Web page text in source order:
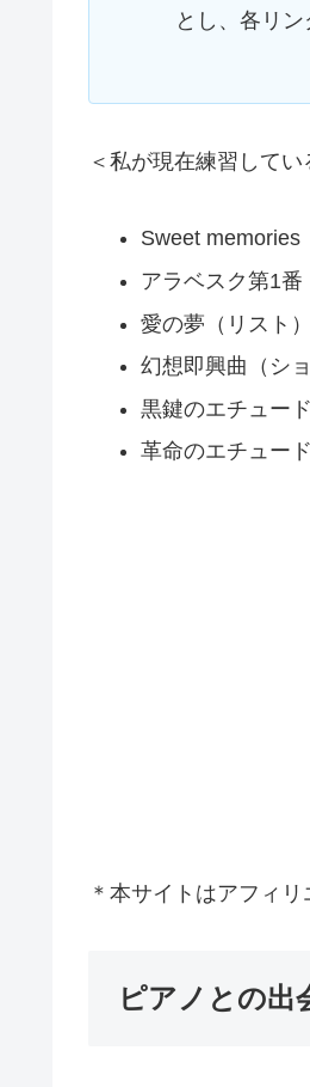
とし、各リン
＜私が現在練習して
Sweet memories
アラベスク第1番
愛の夢（リスト）
幻想即興曲（ショ
黒鍵のエチュー
革命のエチュー
＊本サイトはアフィ
ピアノとの出